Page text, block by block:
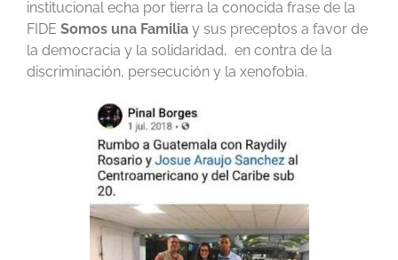
institucional echa por tierra la conocida frase de la
FIDE Somos una Familiay sus preceptos a favor de
la democracia y la solidaridad, en contra de la
discriminación, persecución y la xenofobia.